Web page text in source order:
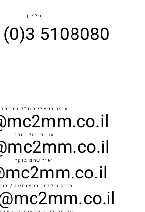
טלפון
5108080
עופר רפאלי מנכ״ל ומייסד
אני פורטל בוקר
יאיר שחם בוקר
מריה גולדמן סקאוטינג /